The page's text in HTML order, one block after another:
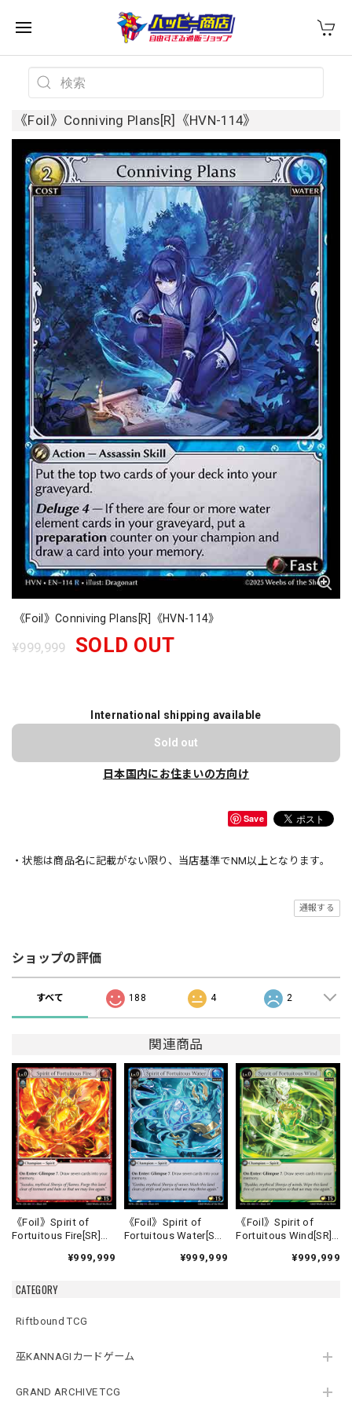
CATEGORY
Riftbound TCG
巫KANNAGIカードゲーム
GRAND ARCHIVE TCG
《Foil》Conniving Plans[R]《HVN-114》
《Foil》Conniving Plans[R]《HVN-114》
¥999,999 SOLD OUT
International shipping available
Sold out
日本国内にお住まいの方向け
Save
・状態は商品名に記載がない限り、当店基準でNM以上となります。
通報する
ショップの評価
すべて 188 4 2
関連商品
《Foil》Spirit of
Fortuitous Fire[SR]
¥999,999
《Foil》Spirit of
Fortuitous Water[SR]
¥999,999
《Foil》Spirit of
Fortuitous Wind[SR]
¥999,999